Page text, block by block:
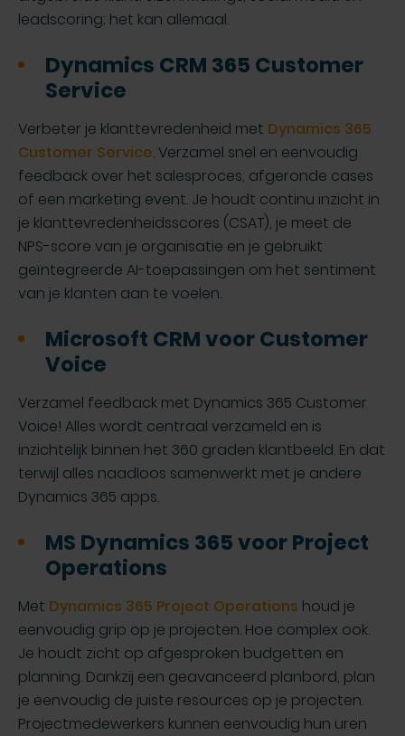
leadscoring; het kan allemaal.
Dynamics CRM 365 Customer
Service
Verbeter je klanttevredenheid met Dynamics 365
Customer Service. Verzamel snel en eenvoudig
feedback over het salesproces, afgeronde cases
of een marketing event. Je houdt continu inzicht in
je klanttevredenheidsscores (CSAT), je meet de
NPS-score van je organisatie en je gebruikt
geïntegreerde AI-toepassingen om het sentiment
van je klanten aan te voelen.
Microsoft CRM voor Customer
Voice
Verzamel feedback met Dynamics 365 Customer
Voice! Alles wordt centraal verzameld en is
inzichtelijk binnen het 360 graden klantbeeld. En dat
terwijl alles naadloos samenwerkt met je andere
Dynamics 365 apps.
MS Dynamics 365 voor Project
Operations
Met Dynamics 365 Project Operations houd je
eenvoudig grip op je projecten. Hoe complex ook.
Je houdt zicht op afgesproken budgetten en
planning. Dankzij een geavanceerd planbord, plan
je eenvoudig de juiste resources op je projecten.
Projectmedewerkers kunnen eenvoudig hun uren